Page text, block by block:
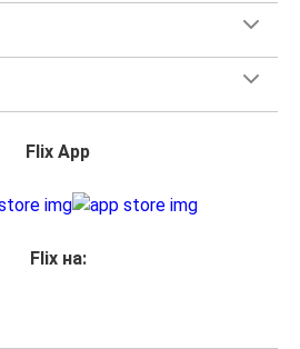
Flix App
Flix на: